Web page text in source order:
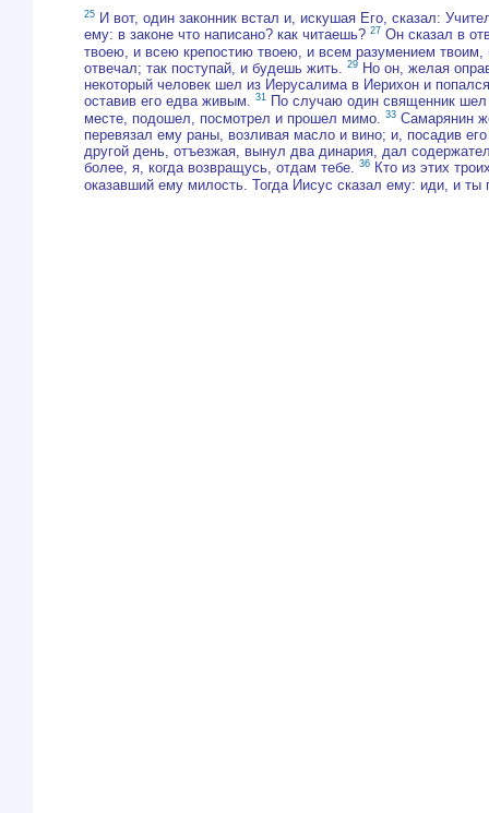
25 И вот, один законник встал и, искушая Его, сказал:
ему: в законе что написано? как читаешь? 27 Он сказал в
твоею, и всею крепостию твоею, и всем разумением твоим,
отвечал; так поступай, и будешь жить. 29 Но он, желая
некоторый человек шел из Иерусалима в Иерихон и
оставив его едва живым. 31 По случаю один священник
месте, подошел, посмотрел и прошел мимо.
33 Самарянин
перевязал ему раны, возливая масло и вино; и, посадив
другой день, отъезжая, вынул два динария, дал
более, я, когда возвращусь, отдам тебе. 36 Кто из этих
оказавший ему милость. Тогда Иисус сказал ему: иди, и ты